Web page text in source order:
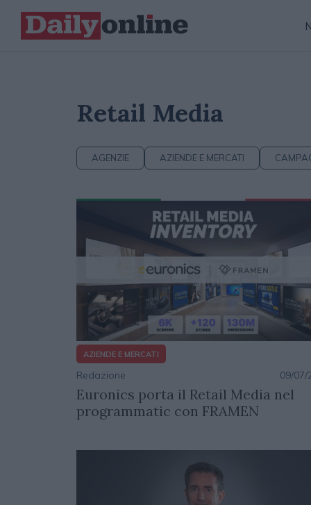
Retail Media
AGENZIE AZIENDE E MERCATI
AZIENDE E MERCATI
Redazione 09/07/
Euronics porta il Retail Media nel
programmatic con FRAMEN